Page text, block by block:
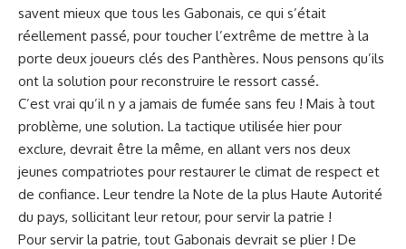
savent mieux que tous les Gabonais, ce qui s’était
réellement passé, pour toucher l’extrême de mettre à la
porte deux joueurs clés des Panthères. Nous pensons qu’ils
ont la solution pour reconstruire le ressort cassé.
C’est vrai qu’il n y a jamais de fumée sans feu ! Mais à tout
problème, une solution. La tactique utilisée hier pour
exclure, devrait être la même, en allant vers nos deux
jeunes compatriotes pour restaurer le climat de respect et
de confiance. Leur tendre la Note de la plus Haute Autorité
du pays, sollicitant leur retour, pour servir la patrie !
Pour servir la patrie, tout Gabonais devrait se plier ! De